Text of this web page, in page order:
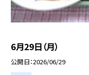
6月29日（月）
公開日 2026/06/29